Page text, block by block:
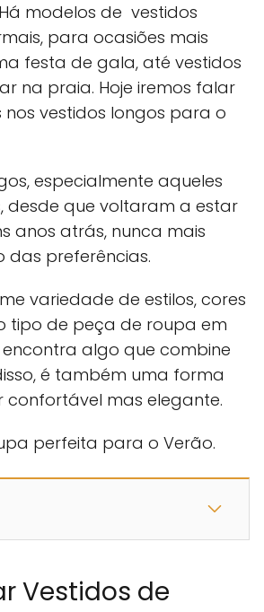
modelos de vestidos
para ocasiões mais
festa de gala, até vestidos
na praia. Hoje iremos falar
vestidos longos para o
especialmente aqueles
desde que voltaram a estar
anos atrás, nunca mais
preferências.
variedade de estilos, cores
tipo de peça de roupa em
algo que combine
é também uma forma
confortável mas elegante.
perfeita para o Verão.
Vestidos de